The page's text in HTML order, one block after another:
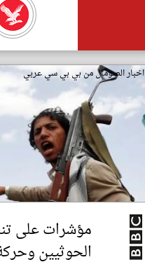
اخبار الصومال من بي بي سي عربي
مؤشرات على
الحوثيين